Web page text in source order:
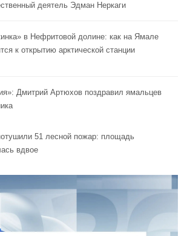
деятель Эдман Неркаги
в Нефритовой долине: как на Ямале
к открытию арктической станции
Дмитрий Артюхов поздравил ямальцев
51 лесной пожар: площадь
вдвое